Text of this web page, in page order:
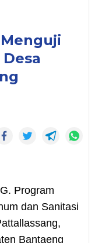
Desa
Program
dan Sanitasi
Bantaeng